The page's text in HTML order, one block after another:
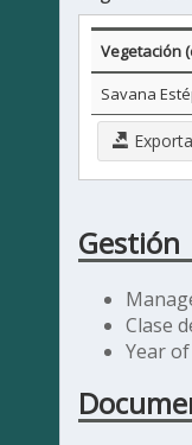
Vegetación
Savana
Gestión
Clase
Year